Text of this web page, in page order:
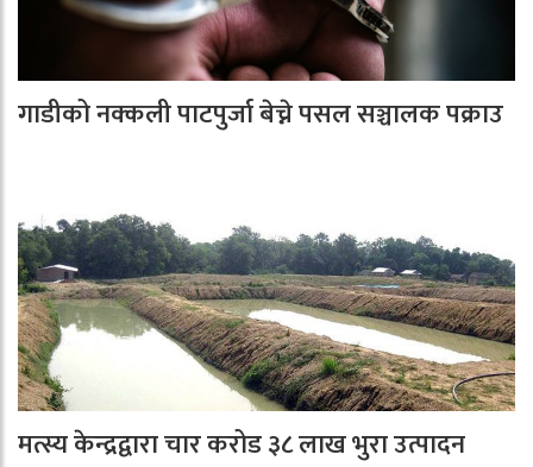
गाडीको नक्कली पाटपुर्जा बेच्ने पसल सञ्चालक पक्राउ
मत्स्य केन्द्रद्वारा चार करोड ३८ लाख भुरा उत्पादन